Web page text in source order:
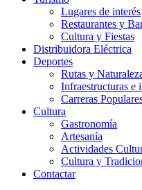
Lugares de interés
Restaurantes y
Cultura y Fiestas
Distribuidora Eléctrica
Deportes
Rutas y
Infraestructuras e
Carreras
Cultura
Gastronomía
Artesanía
Actividades
Cultura y
Contactar